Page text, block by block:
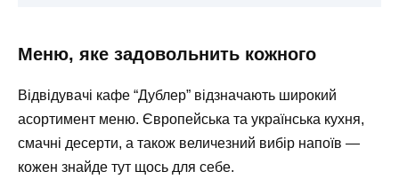
Меню, яке задовольнить кожного
Відвідувачі кафе “Дублер” відзначають широкий
асортимент меню. Європейська та українська кухня,
смачні десерти, а також величезний вибір напоїв —
кожен знайде тут щось для себе.